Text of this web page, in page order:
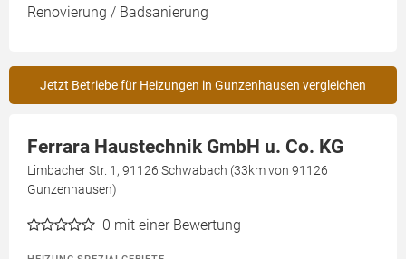
Renovierung / Badsanierung
Jetzt Betriebe für Heizungen in Gunzenhausen vergleichen
Ferrara Haustechnik GmbH u. Co. KG
Limbacher Str. 1, 91126 Schwabach (33km von 91126
Gunzenhausen)
0 mit einer Bewertung